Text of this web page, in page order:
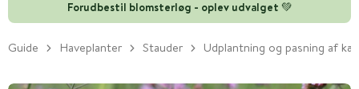
Forudbestil blomsterløg - oplev udvalget 💚
Guide Haveplanter Stauder Udplantning og pasning af